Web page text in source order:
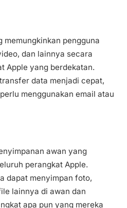
pengguna
dan lainnya secara
Apple yang berdekatan.
data menjadi cepat,
menggunakan email atau
awan yang
perangkat Apple.
dapat menyimpan foto,
lainnya di awan dan
apa pun yang mereka